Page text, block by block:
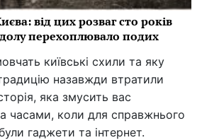
від цих розваг сто років
перехоплювало подих
київські схили та яку
назавжди втратили
яка змусить вас
часами, коли для справжнього
гаджети та інтернет.